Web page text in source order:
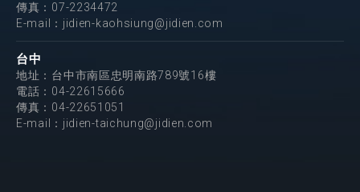
傳真：07-2234472
E-mail： jidien-kaohsiung@jidien.com
台中
地址：台中市南區忠明南路789號16樓
電話： 04-22615666
傳真：04-22651051
E-mail： jidien-taichung@jidien.com